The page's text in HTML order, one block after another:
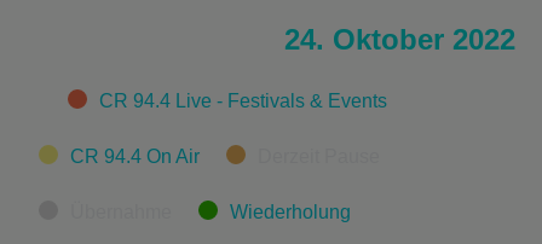
24. Oktober 2022
CategoriesCR 94.4 Live - Festivals & Events
CR 94.4 On Air
Wiederholung